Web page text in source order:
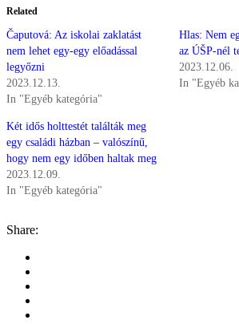
Related
Čaputová: Az iskolai zaklatást
nem lehet egy-egy előadással
legyőzni
2023.12.13.
In "Egyéb kategória"
Hlas: Nem
az ÚŠP-nél
2023.12.06.
In "Egyéb
Két idős holttestét találták meg
egy családi házban – valószínű,
hogy nem egy időben haltak meg
2023.12.09.
In "Egyéb kategória"
Share: